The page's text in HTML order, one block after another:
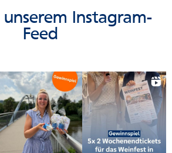
unserem Instagram-
Feed